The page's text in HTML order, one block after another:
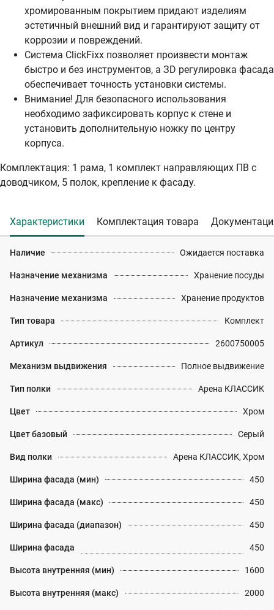
хромированным покрытием придают изделиям
эстетичный внешний вид и гарантируют защиту от
коррозии и повреждений.
Система ClickFixx позволяет произвести монтаж
быстро и без инструментов, а ЗD регулировка фасада
обеспечивает точность установки системы.
Внимание! Для безопасного использования
необходимо зафиксировать корпус к стене и
установить дополнительную ножку по центру
корпуса.
Комплектация: 1 рама, 1 комплект направляющих ПВ с
доводчиком, 5 полок, крепление к фасаду.
Характеристики Комплектация товара
Наличие Ожидается поставка
Назначение механизма Хранение посуды
Назначение механизма Хранение продуктов
Тип товара Комплект
Артикул 2600750005
Механизм выдвижения Полное выдвижение
Тип полки Арена КЛАССИК
Цвет Хром
Цвет базовый Серый
Вид полки Арена КЛАССИК, Хром
Ширина фасада (мин) 450
Ширина фасада (макс) 450
Ширина фасада (диапазон) 450
Ширина фасада 450
Высота внутренняя (мин) 1600
Высота внутренняя (макс) 2000